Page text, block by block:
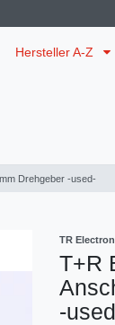
Hersteller A-Z
Drehgeber -used-
TR
T+R
-